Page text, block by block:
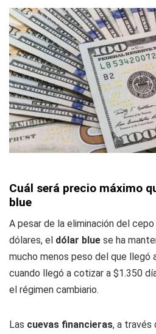
Cuál será precio máximo
blue
A pesar de la eliminación del
dólares, el dólar blue se ha
mucho menos peso del que llegó
cuando llegó a cotizar a $1.350
el régimen cambiario.
Las cuevas financieras, a través